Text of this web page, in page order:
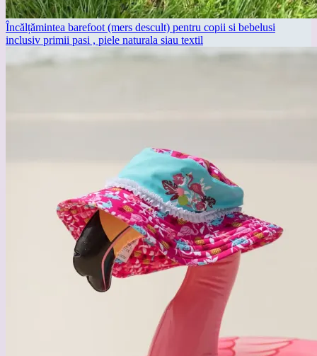
Încălțămintea barefoot (mers descult) pentru copii si bebelusi
inclusiv primii pasi , piele naturala siau textil